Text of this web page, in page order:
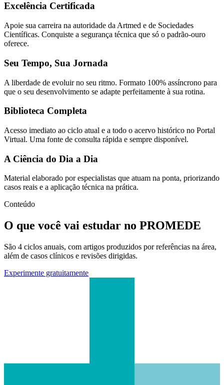
Excelência Certificada
Apoie sua carreira na autoridade da Artmed e de Sociedades
Científicas. Conquiste a segurança técnica que só o padrão-ouro
oferece.
Seu Tempo, Sua Jornada
A liberdade de evoluir no seu ritmo. Formato 100% assíncrono para
que o seu desenvolvimento se adapte perfeitamente à sua rotina.
Biblioteca Completa
Acesso imediato ao ciclo atual e a todo o acervo histórico no Portal
Virtual. Uma fonte de consulta rápida e sempre disponível.
A Ciência do Dia a Dia
Material elaborado por especialistas que atuam na ponta, priorizando
casos reais e a aplicação técnica na prática.
Conteúdo
O que você vai estudar no PROMEDE
São 4 ciclos anuais, com artigos produzidos por referências na área,
além de casos clínicos e revisões dirigidas.
Experimente gratuitamente